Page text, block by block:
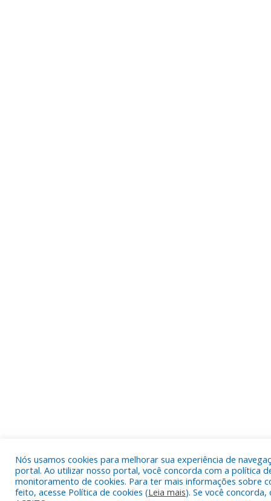
Nós usamos cookies para melhorar sua experiência de
portal. Ao utilizar nosso portal, você concorda com a política
monitoramento de cookies. Para ter mais informações sobre
feito, acesse Política de cookies (Leia mais). Se você concorda,